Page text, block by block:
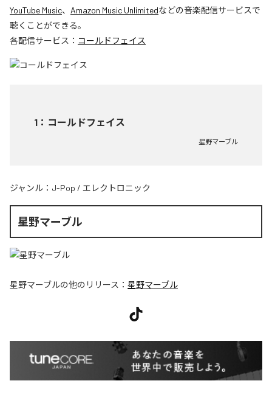
YouTube Music、 Amazon Music Unlimitedなどの音楽配信サービスで
聴くことができる。
各配信サービス： コールドフェイス
1 ： コールドフェイス
星野マーブル
ジャンル： J-Pop / エレクトロニック
星野マーブル
星野マーブルの他のリリース： 星野マーブル